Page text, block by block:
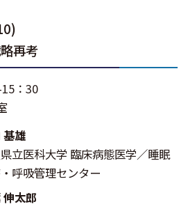
再考
：30
基雄
立医科大学 臨床病態医学／睡眠
呼吸管理センター
伸太郎